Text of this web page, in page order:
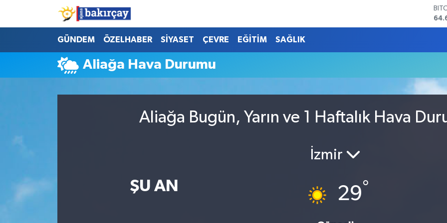
GÜNDEM ÖZELHABER SİYASET ÇEVRE EĞİTİM SAĞLIK
Aliağa Hava Durumu
Aliağa Bugün, Yarın ve 1 Haftalık Hava
ŞU AN
İzmir
29°
İzmir Nöbetçi Eczaneler
İzmir Hava Durumu
İzmir Trafik Yoğunluk Haritası